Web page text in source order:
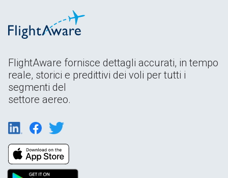
FlightAware fornisce dettagli accurati, in tempo
reale, storici e predittivi dei voli per tutti i
segmenti del
settore aereo.